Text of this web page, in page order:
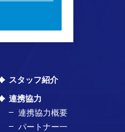
スタッフ紹介
連携協力
連携協力概要
パートナー一